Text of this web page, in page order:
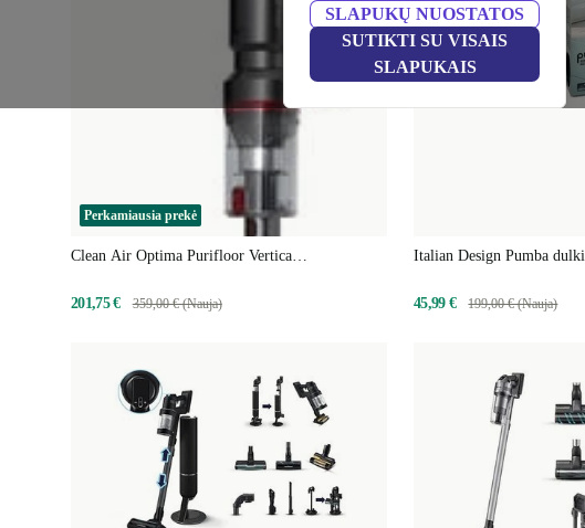
SLAPUKŲ NUOSTATOS
SUTIKTI SU VISAIS
SLAPUKAIS
Perkamiausia prekė
Clean Air Optima Purifloor Vertica
201,75 €
359,00 € (Nauja)
Italian Design Pumba
45,99 € 199,00 € (Nauja)